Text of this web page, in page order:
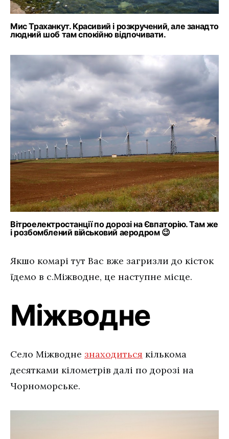
Мис Траханкут. Красивий і розкручений, але занадто
людний шоб там спокійно відпочивати.
Вітроелектростанції по дорозі на Євпаторію. Там же
і розбомблений військовий аеродром 😉
Якшо комарі тут Вас вже загризли до кісток
їдемо в с.Міжводне, це наступне місце.
Міжводне
Село Міжводне знаходиться кількома
десятками кілометрів далі по дорозі на
Чорноморське.